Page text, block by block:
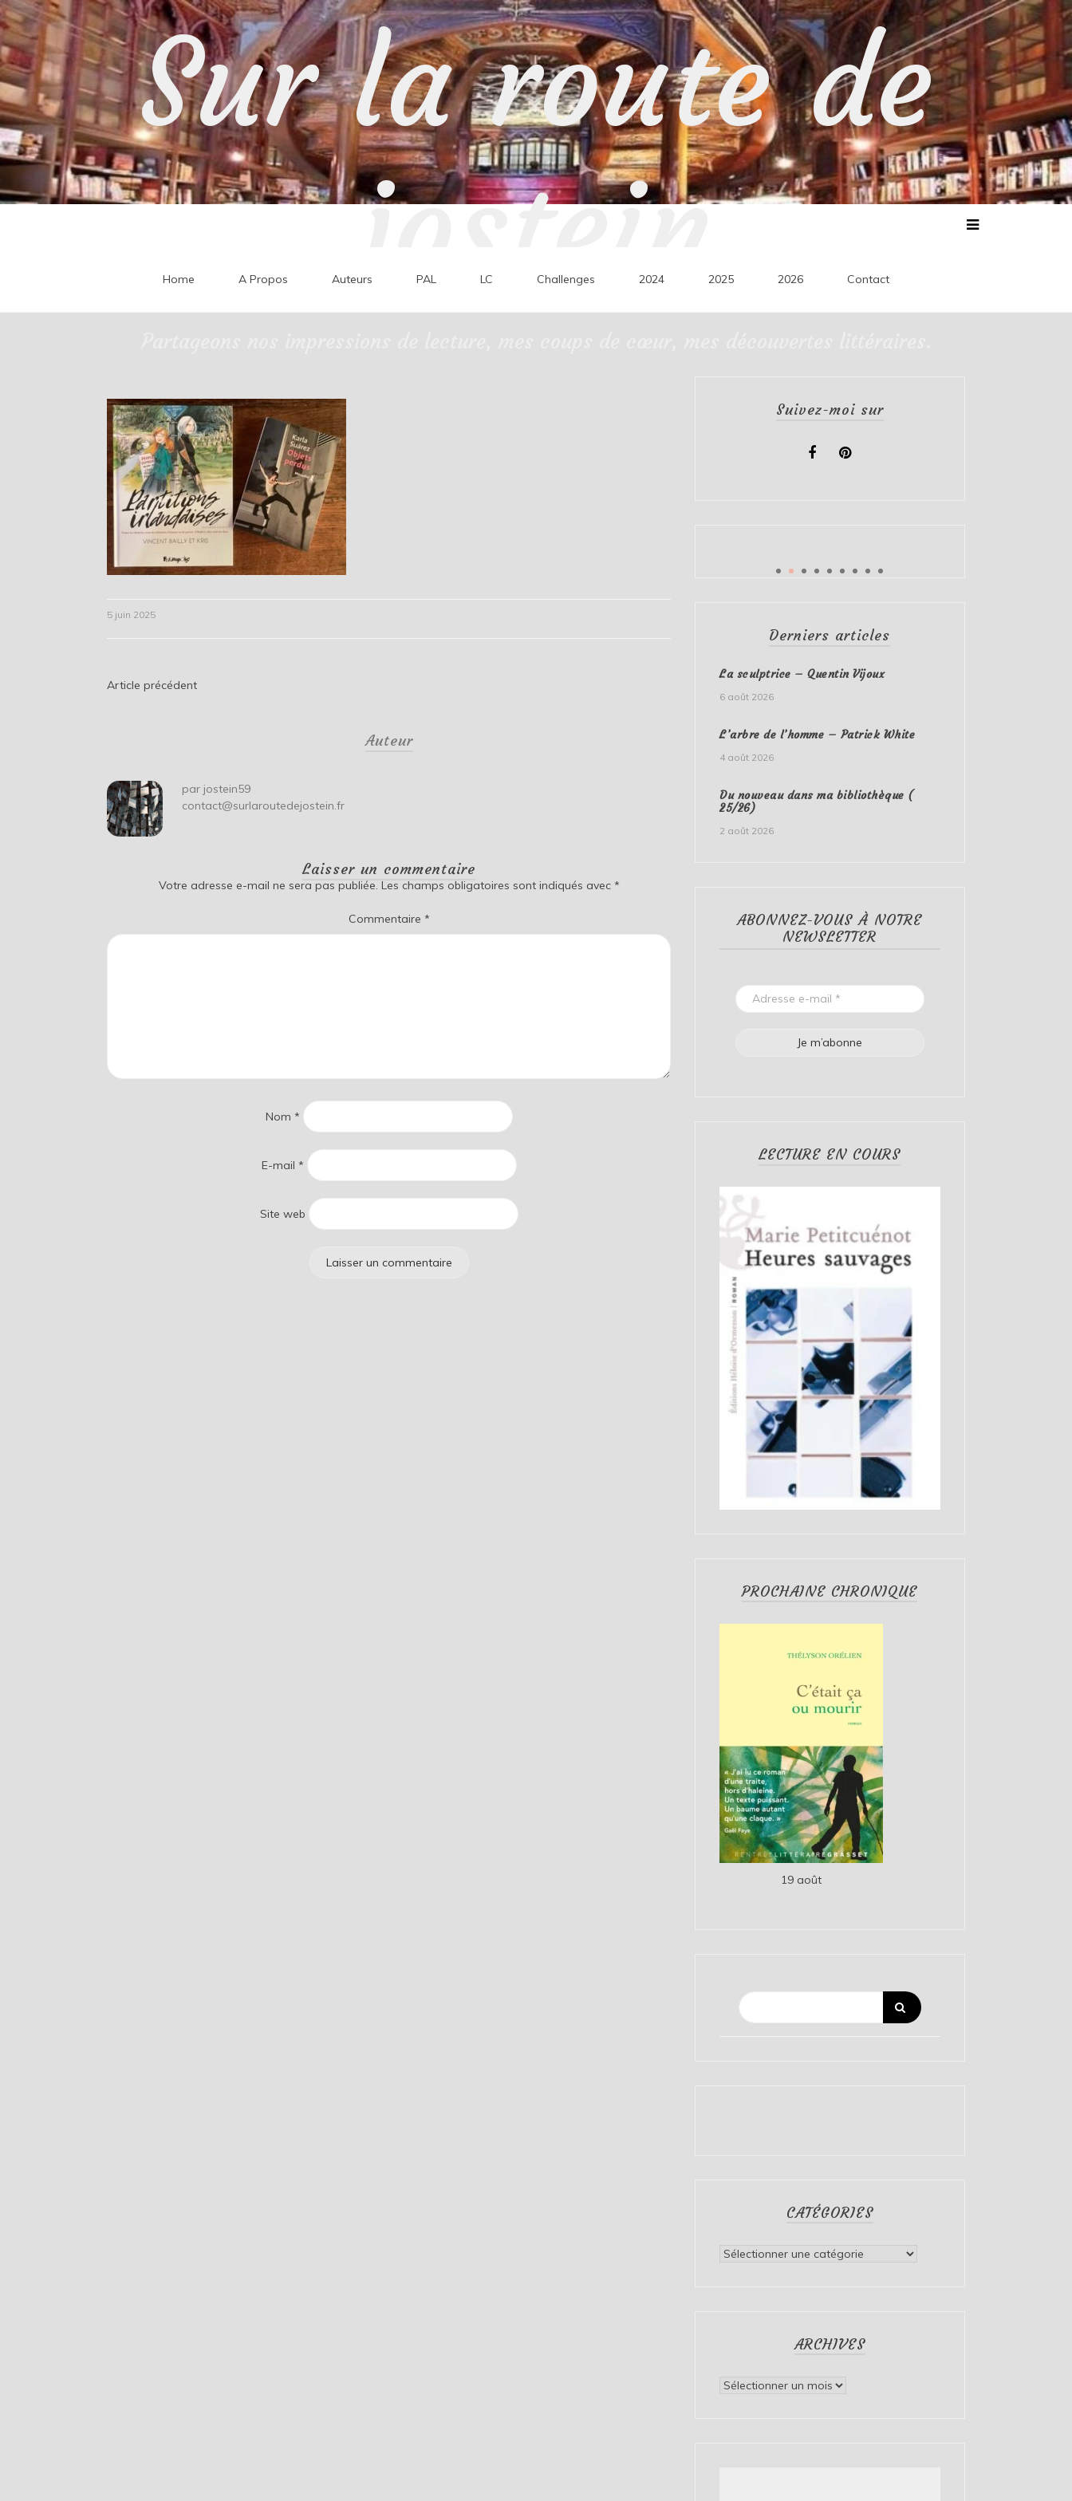
Skip
to
content
Sur la route de
jostein
Home A Propos Auteurs PAL LC Challenges 2024 2025 2026 Contact
5 juin 2025
Navigation
Article précédent
Auteur
par jostein59
contact@surlaroutedejostein.fr
Laisser un commentaire
Votre adresse e-mail ne sera pas publiée. Les champs obligatoires sont indiqués avec *
Commentaire *
Nom *
E-mail *
Site web
Suivez-moi sur
Derniers articles
La sculptrice – Quentin Vijoux
6 août 2026
L’arbre de l’homme – Patrick White
4 août 2026
Du nouveau dans ma bibliothèque (
25/26)
2 août 2026
ABONNEZ-VOUS À NOTRE
NEWSLETTER
LECTURE EN COURS
PROCHAINE CHRONIQUE
19 août
CATÉGORIES
Catégories
ARCHIVES
Archives